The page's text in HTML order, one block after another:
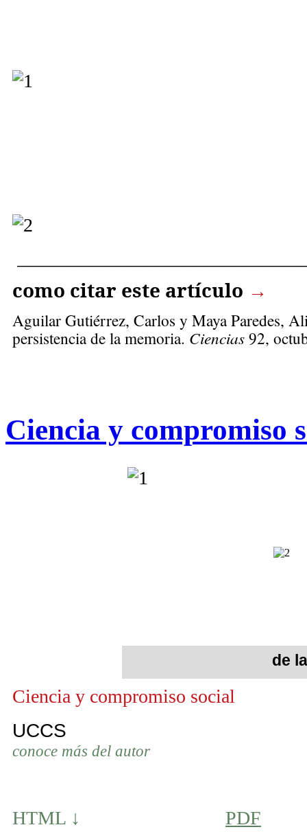
como citar este artículo →
Aguilar Gutiérrez, Carlos y Maya Paredes,
persistencia de la memoria. Ciencias92,
Ciencia y compromiso
de
Ciencia y compromiso social
UCCS
conoce más del autor
HTML ↓ PDF